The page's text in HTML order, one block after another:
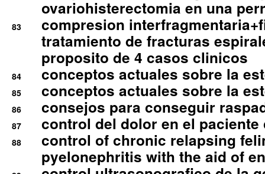
ovariohisterectomia en una
83
compresion
tratamiento de fracturas
proposito de 4 casos clinicos
84 conceptos actuales sobre la
85 conceptos actuales sobre la
86 consejos para conseguir
87 control del dolor en el
88
control of chronic relapsing
pyelonephritis with the aid of